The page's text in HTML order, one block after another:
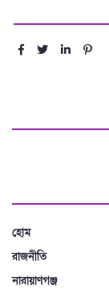
হোম
রাজনীতি
নারায়াণগঞ্জ